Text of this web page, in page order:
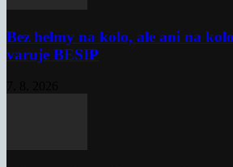
Bez helmy na kolo, ale ani na
varuje BESIP